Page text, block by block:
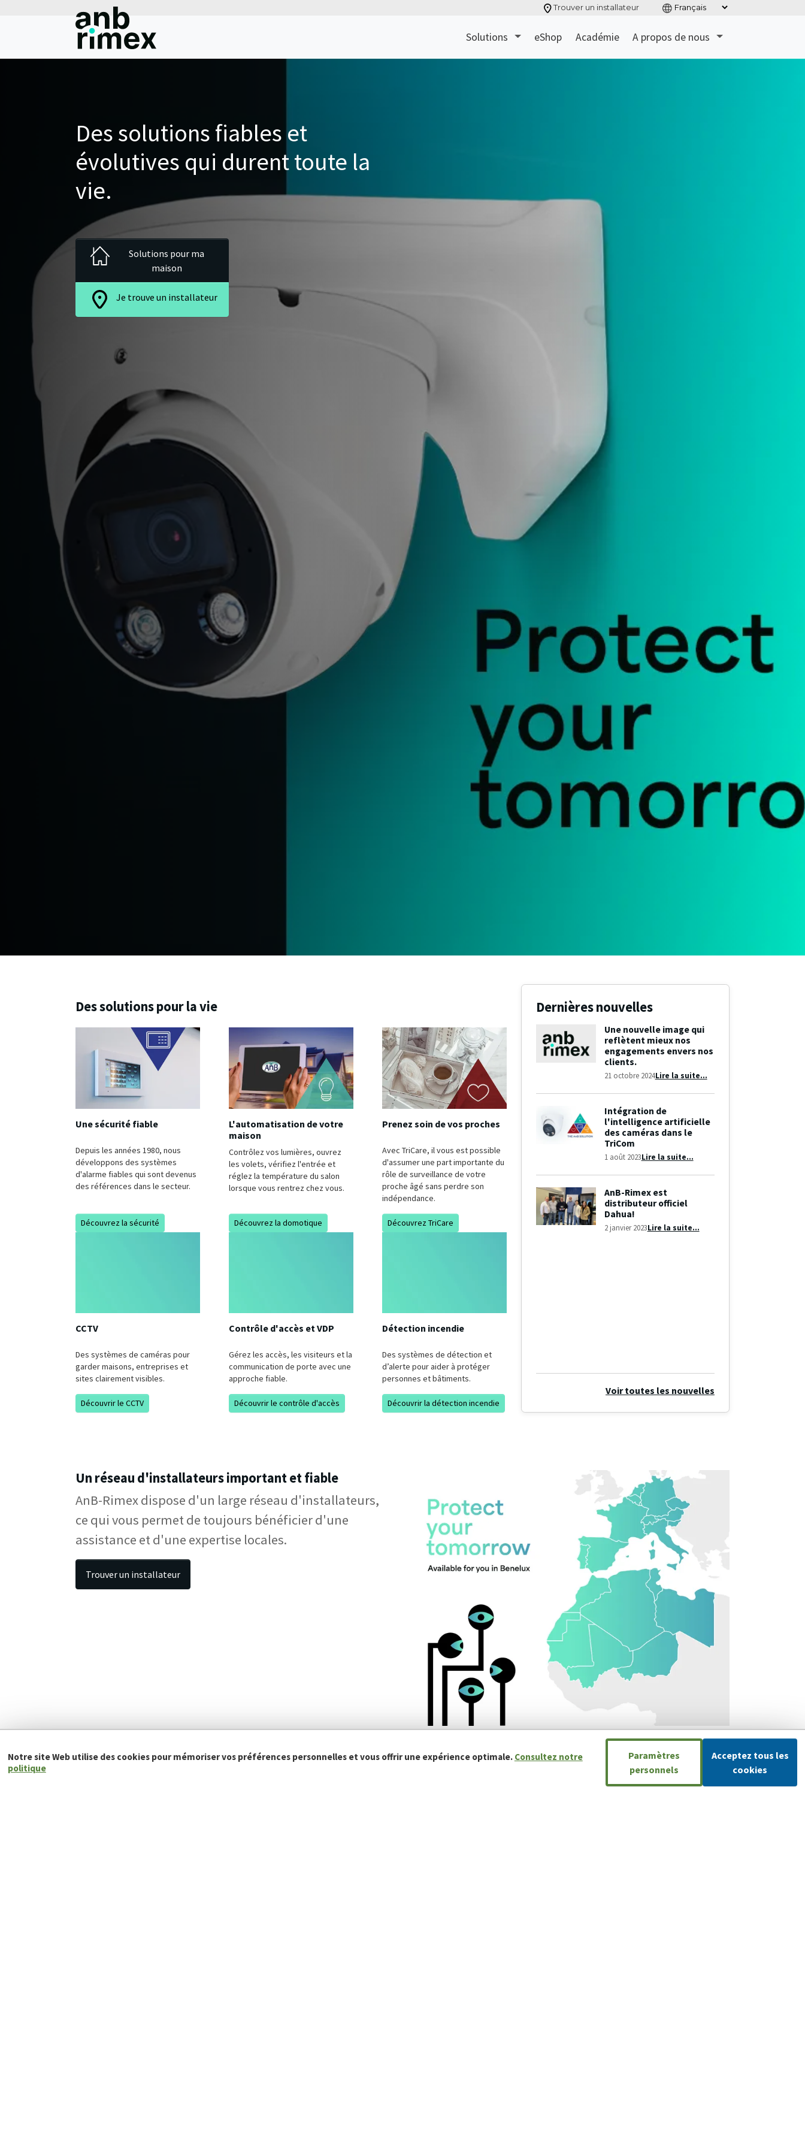
Trouver un installateur
Solutions eShop Académie A propos de nous
Notre site Web utilise des cookies pour mémoriser vos préférences personnelles et vous offrir une expérience optimale. Consultez notre
politique
Paramètres
personnels
Acceptez tous les
cookies
Des solutions fiables et
évolutives qui durent toute la
vie.
Solutions pour ma
maison
Je trouve un installateur
Des solutions pour la vie
Une sécurité fiable
Depuis les années 1980, nous
développons des systèmes
d'alarme fiables qui sont devenus
des références dans le secteur.
Découvrez la sécurité
L'automatisation de votre
maison
Contrôlez vos lumières, ouvrez
les volets, vérifiez l'entrée et
réglez la température du salon
lorsque vous rentrez chez vous.
Découvrez la domotique
Prenez soin de vos proches
Avec TriCare, il vous est possible
d'assumer une part importante du
rôle de surveillance de votre
proche âgé sans perdre son
indépendance.
Découvrez TriCare
CCTV
Des systèmes de caméras pour
garder maisons, entreprises et
sites clairement visibles.
Découvrir le CCTV
Contrôle d'accès et VDP
Gérez les accès, les visiteurs et la
communication de porte avec une
approche fiable.
Découvrir le contrôle d'accès
Détection incendie
Des systèmes de détection et
d’alerte pour aider à protéger
personnes et bâtiments.
Découvrir la détection incendie
Dernières nouvelles
Une nouvelle image qui
reflètent mieux nos
engagements envers nos
clients.
21 octobre 2024Lire la suite...
Intégration de
l'intelligence artificielle
des caméras dans le
TriCom
1 août 2023Lire la suite...
AnB-Rimex est
distributeur officiel
Dahua!
2 janvier 2023Lire la suite...
Voir toutes les nouvelles
Un réseau d'installateurs important et fiable
AnB-Rimex dispose d'un large réseau d'installateurs,
ce qui vous permet de toujours bénéficier d'une
assistance et d'une expertise locales.
Trouver un installateur